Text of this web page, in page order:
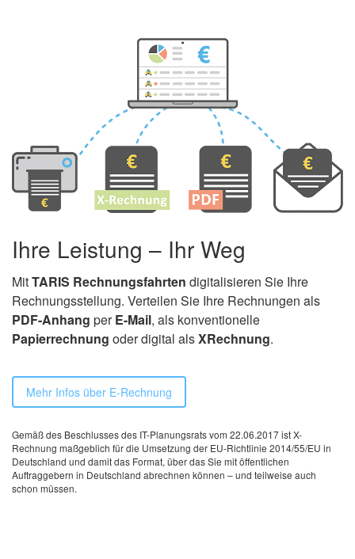
Ihre Leistung – Ihr Weg
MitTARIS Rechnungsfahrten digitalisieren Sie Ihre
Rechnungsstellung. Verteilen Sie Ihre Rechnungen als
PDF-Anhang perE-Mail, als konventionelle
Papierrechnung oder digital alsXRechnung.
Mehr Infos über E-Rechnung
Gemäß des Beschlusses des IT-Planungsrats vom 22.06.2017 ist X-
Rechnung maßgeblich für die Umsetzung der EU-Richtlinie 2014/55/EU in
Deutschland und damit das Format, über das Sie mit öffentlichen
Auftraggebern in Deutschland abrechnen können – und teilweise auch
schon müssen.